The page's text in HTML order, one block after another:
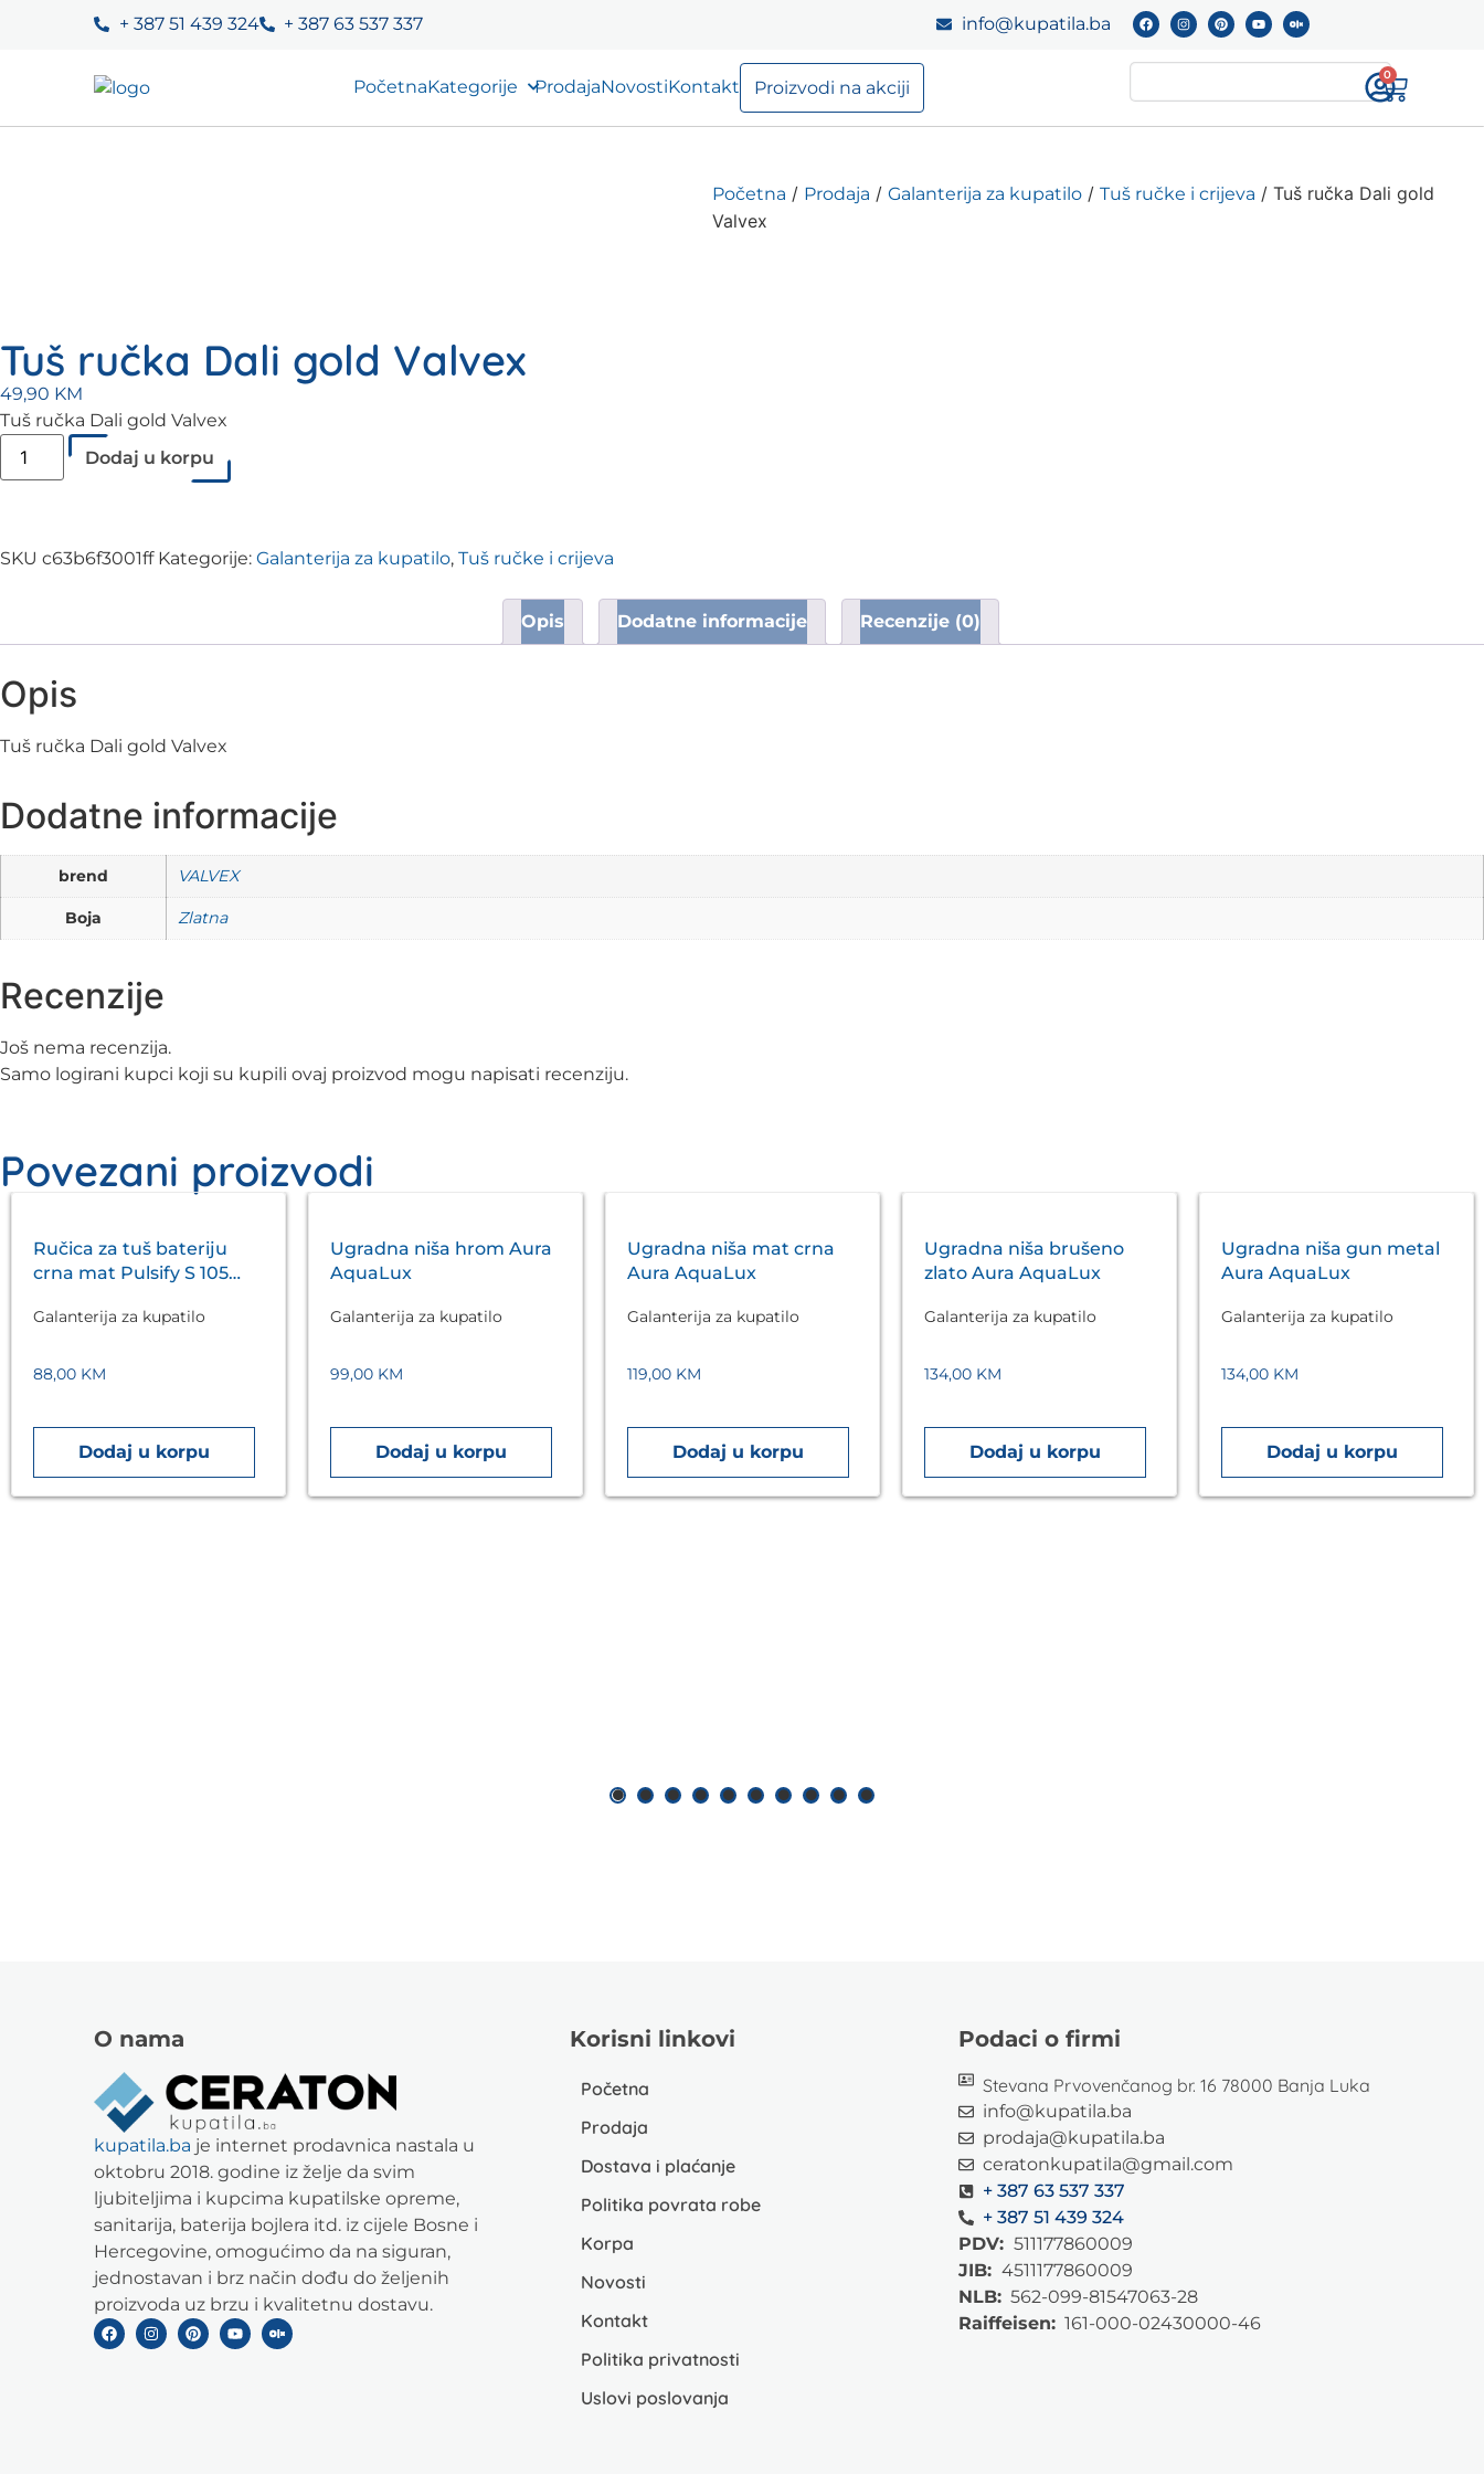
+ 387 51 439 324 + 387 63 537 337 info@kupatila.ba
PočetnaKategorije ProdajaNovostiKontakt Proizvodi na akciji
0
Početna / Prodaja /Galanterija za kupatilo /Tuš ručke i crijeva / Tuš ručka Dali gold
Valvex
Tuš ručka Dali gold Valvex
49,90 KM
Tuš ručka Dali gold Valvex
Dodaj u korpu
SKU c63b6f3001ff Kategorije: Galanterija za kupatilo, Tuš ručke i crijeva
Opis Dodatne informacije Recenzije (0)
Opis
Tuš ručka Dali gold Valvex
Dodatne informacije
brend VALVEX
Boja Zlatna
Recenzije
Još nema recenzija.
Samo logirani kupci koji su kupili ovaj proizvod mogu napisati recenziju.
Povezani proizvodi
Ručica za tuš bateriju
crna mat Pulsify S 105
Galanterija za kupatilo
88,00 KM
Dodaj u korpu
Ugradna niša hrom Aura
AquaLux
Galanterija za kupatilo
99,00 KM
Dodaj u korpu
Ugradna niša mat crna
Aura AquaLux
Galanterija za kupatilo
119,00 KM
Dodaj u korpu
Ugradna niša brušeno
zlato Aura AquaLux
Galanterija za kupatilo
134,00 KM
Dodaj u korpu
Ugradna niša gun metal
Aura AquaLux
Galanterija za kupatilo
134,00 KM
Dodaj u korpu
O nama
kupatila.ba je internet prodavnica nastala u
oktobru 2018. godine iz želje da svim
ljubiteljima i kupcima kupatilske opreme,
sanitarija, baterija bojlera itd. iz cijele Bosne i
Hercegovine, omogućimo da na siguran,
jednostavan i brz način dođu do željenih
proizvoda uz brzu i kvalitetnu dostavu.
Korisni linkovi
Početna
Prodaja
Dostava i plaćanje
Politika povrata robe
Korpa
Novosti
Kontakt
Politika privatnosti
Uslovi poslovanja
Podaci o firmi
Stevana Prvovenčanog br. 16 78000 Banja Luka
info@kupatila.ba
prodaja@kupatila.ba
ceratonkupatila@gmail.com
+ 387 63 537 337
+ 387 51 439 324
PDV: 511177860009
JIB: 4511177860009
NLB:562-099-81547063-28
Raiffeisen:161-000-02430000-46